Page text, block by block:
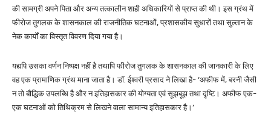
की सामग्री अपने पिता और अन्य तत्कालीन शाही अधिकारियों से प्राप्त की थी। इस ग्रंथ में
फीरोज तुगलक के शासनकाल की राजनीतिक घटनाओं, प्रशासकीय सुधारों तथा सुल्तान के
नेक कार्यों का विस्तृत विवरण दिया गया है।
यद्यपि उसका वर्णन निष्पक्ष नहीं है तथापि फीरोज तुगलक के शासनकाल की जानकारी के लिए
वह एक प्रामाणिक ग्रंथ माना जाता है। डॉ. ईश्वरी प्रसाद ने लिखा है- ‘अफीफ में, बरनी जैसी
न तो बौद्धिक उपलब्धि है और न इतिहासकार की योग्यता एवं सूझबूझ तथा दृष्टि। अफीफ एक-
एक घटनाओं को तिथिक्रम से लिखने वाला सामान्य इतिहासकार है।’